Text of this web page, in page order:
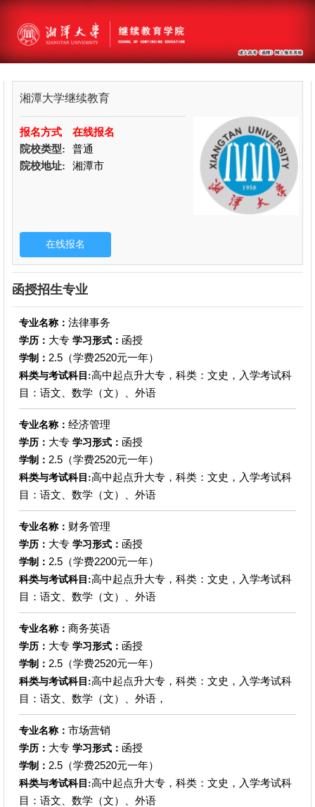
湘潭大学继续教育
报名方式
在线报名
院校类型:
普通
院校地址:
湘潭市
函授招生专业
专业名称： 法律事务
学历： 大专 学习形式： 函授
学制： 2.5（学费2520元一年）
科类与考试科目:高中起点升大专，科类：文史，入学考试科
目：语文、数学（文）、外语
专业名称： 经济管理
学历： 大专 学习形式： 函授
学制： 2.5（学费2520元一年）
科类与考试科目:高中起点升大专，科类：文史，入学考试科
目：语文、数学（文）、外语
专业名称： 财务管理
学历： 大专 学习形式： 函授
学制： 2.5（学费2200元一年）
科类与考试科目:高中起点升大专，科类：文史，入学考试科
目：语文、数学（文）、外语
专业名称： 商务英语
学历： 大专 学习形式： 函授
学制： 2.5（学费2520元一年）
科类与考试科目:高中起点升大专，科类：文史，入学考试科
目：语文、数学（文）、外语，
专业名称： 市场营销
学历： 大专 学习形式： 函授
学制： 2.5（学费2520元一年）
科类与考试科目:高中起点升大专，科类：文史，入学考试科
目：语文、数学（文）、外语